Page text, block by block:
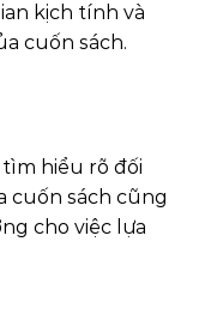
kịch tính và
cuốn sách.
hiểu rõ đối
cuốn sách cũng
cho việc lựa